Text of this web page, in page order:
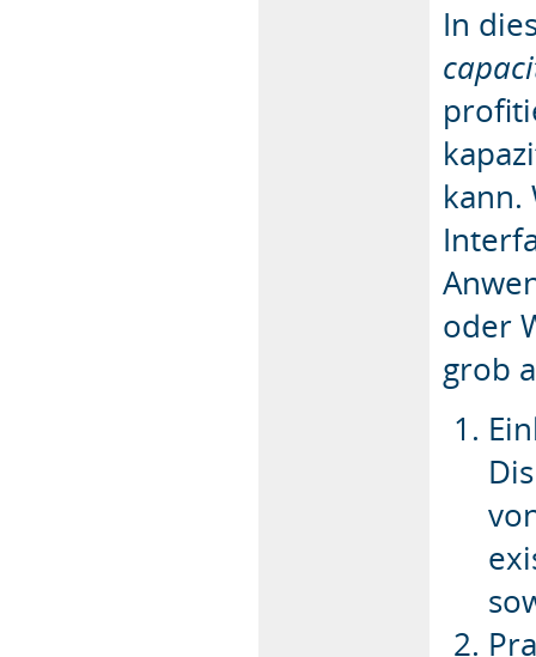
In
kann.
oder
grob